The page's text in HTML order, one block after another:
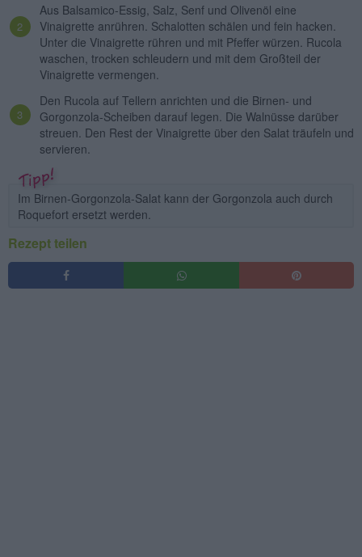
Aus Balsamico-Essig, Salz, Senf und Olivenöl eine
Vinaigrette anrühren. Schalotten schälen und fein hacken.
Unter die Vinaigrette rühren und mit Pfeffer würzen. Rucola
waschen, trocken schleudern und mit dem Großteil der
Vinaigrette vermengen.
Den Rucola auf Tellern anrichten und die Birnen- und
Gorgonzola-Scheiben darauf legen. Die Walnüsse darüber
streuen. Den Rest der Vinaigrette über den Salat träufeln und
servieren.
Im Birnen-Gorgonzola-Salat kann der Gorgonzola auch durch
Roquefort ersetzt werden.
Rezept teilen